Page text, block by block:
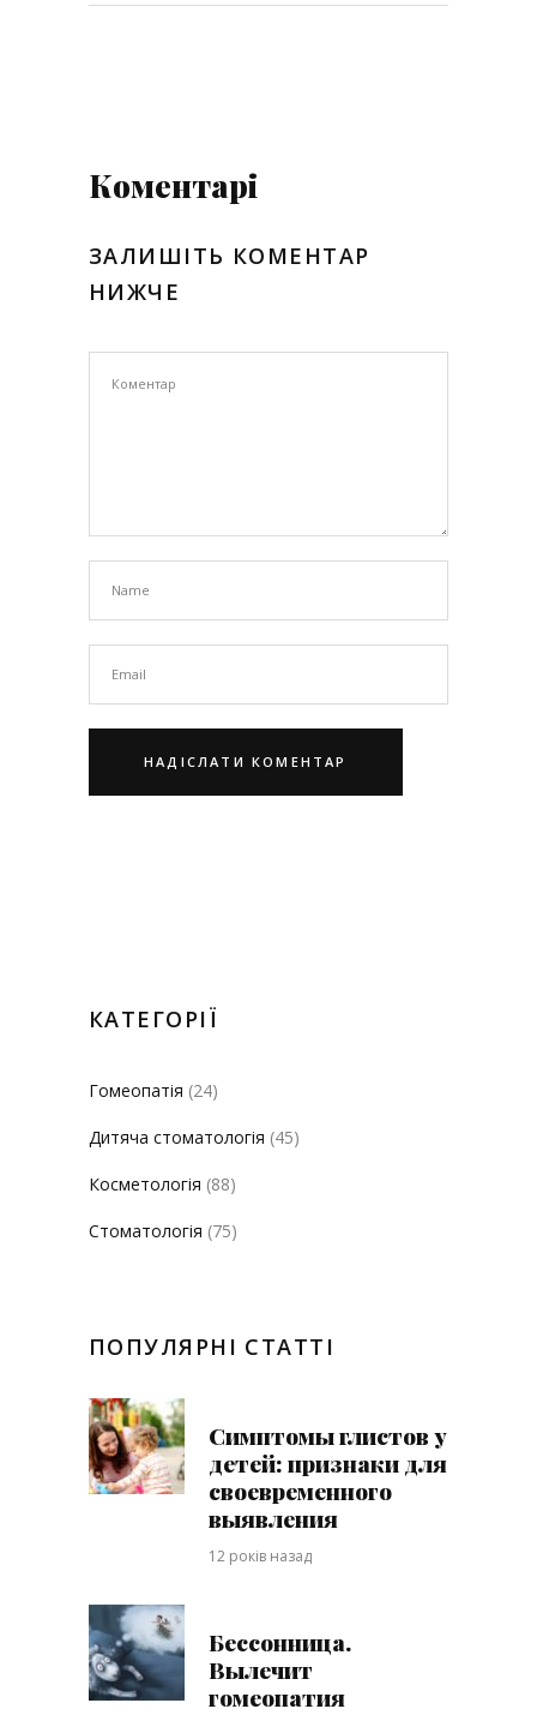
Коментарі
ЗАЛИШІТЬ КОМЕНТАР
НИЖЧЕ
КАТЕГОРІЇ
Гомеопатія (24)
Дитяча стоматологія (45)
Косметологія (88)
Стоматологія (75)
ПОПУЛЯРНІ СТАТТІ
Симптомы глистов у
детей: признаки для
своевременного
выявления
12 років назад
Бессонница.
Вылечит
гомеопатия